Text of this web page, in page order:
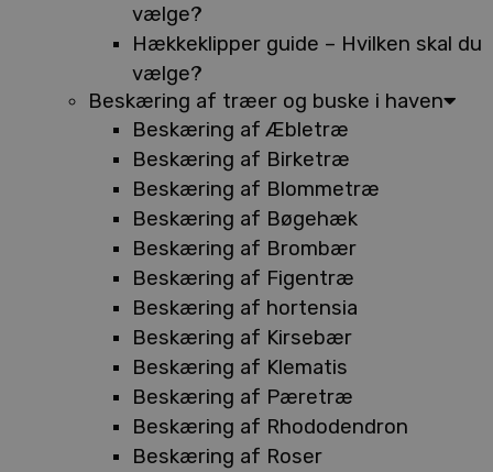
vælge?
Hækkeklipper guide – Hvilken skal du
vælge?
Beskæring af træer og buske i haven
Beskæring af Æbletræ
Beskæring af Birketræ
Beskæring af Blommetræ
Beskæring af Bøgehæk
Beskæring af Brombær
Beskæring af Figentræ
Beskæring af hortensia
Beskæring af Kirsebær
Beskæring af Klematis
Beskæring af Pæretræ
Beskæring af Rhododendron
Beskæring af Roser